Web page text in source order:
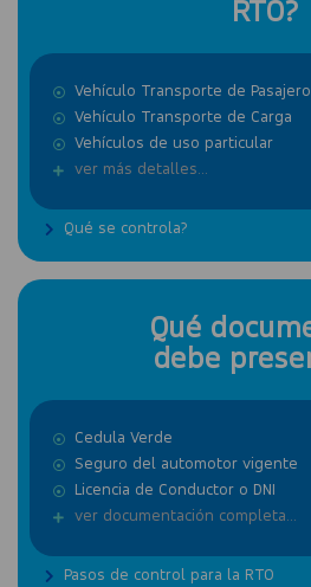
RTO?
Vehículo Transporte de
Vehículo Transporte de Carga
Vehículos de uso particular
ver más detalles...
Qué se controla?
Qué
debe
Cedula Verde
Seguro del automotor vigente
Licencia de Conductor o DNI
ver documentación completa...
Pasos de control para la RTO